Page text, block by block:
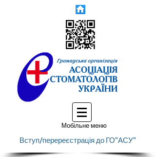
Мобільне меню
Вступ/перереєстрація до ГО"АСУ"